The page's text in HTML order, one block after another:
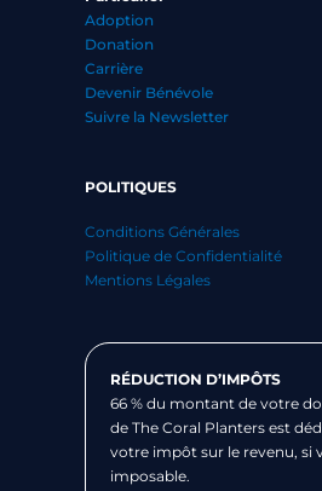
Adoption
Donation
Carrière
Devenir Bénévole
Suivre la Newsletter
POLITIQUES
Conditions Générales
Politique de Confidentialité
Mentions Légales
RÉDUCTION D’IMPÔTS
66 % du montant de votre
de The Coral Planters est
votre impôt sur le revenu, si
imposable.